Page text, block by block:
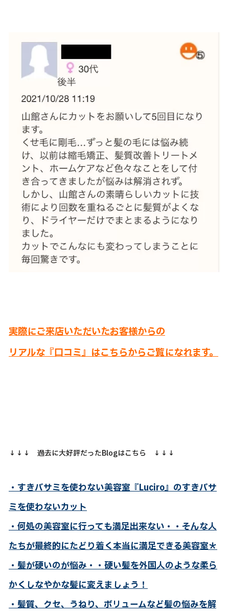
実際にご来店いただいたお客様からの
リアルな『口コミ』はこちらからご覧になれます。
↓↓↓ 過去に大好評だったBlogはこちら ↓↓↓
・すきバサミを使わない美容室『Luciro』のすきバサ
ミを使わないカット
・何処の美容室に行っても満足出来ない・・そんな人
たちが最終的にたどり着く本当に満足できる美容室＊
・髪が硬いのが悩み・・硬い髪を外国人のような柔ら
かくしなやかな髪に変えましょう！
・髪質、クセ、うねり、ボリュームなど髪の悩みを解